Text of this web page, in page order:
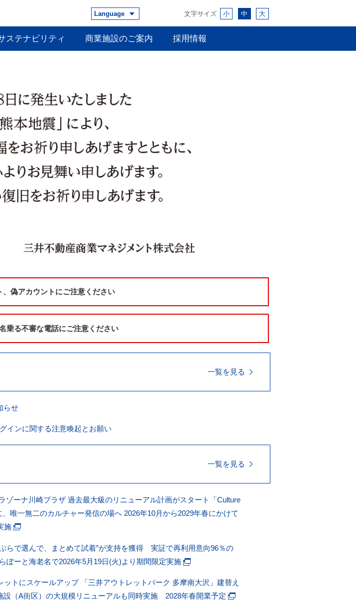
Language 文字サイズ 小 中 大
ステナビリティ 商業施設のご案内 採用情報
、偽アカウントにご注意ください
乗る不審な電話にご注意ください
一覧を見る
らせ
インに関する注意喚起とお願い
一覧を見る
ゾーナ川崎プラザ 過去最大級のリニューアル計画がスタート「Culture
唯一無二のカルチャー発信の場へ 2026年10月から2029年春にかけて
施
らで選んで、まとめて試着”が支持を獲得 実証で再利用意向96％の
ぽーと海老名で2026年5月19日(火)より期間限定実施
トにスケールアップ 「三井アウトレットパーク 多摩南大沢」建替え
設（A街区）の大規模リニューアルも同時実施 2028年春開業予定